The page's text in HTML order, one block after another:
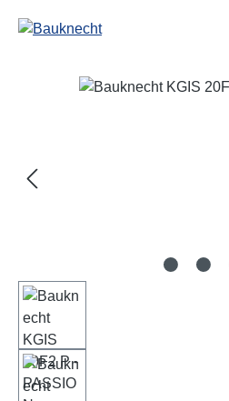
Bildergalerie überspringen